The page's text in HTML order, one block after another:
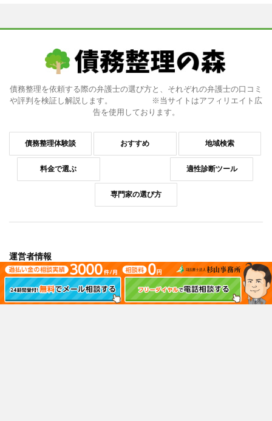
債務整理を依頼する際の弁護士の選び方と、それぞれの弁護士の口コミ
や評判を検証し解説します。 ※当サイトはアフィリエイト広
告を使用しております。
債務整理体験談 おすすめ 地域検索
料金で選ぶ 適性診断ツール
専門家の選び方
運営者情報
運営会社情報
お問い合わせ
プライバシーポリシー
コンプライアンスポリシー
情報セキュリティポリシー
反社会的勢力排除ポリシー